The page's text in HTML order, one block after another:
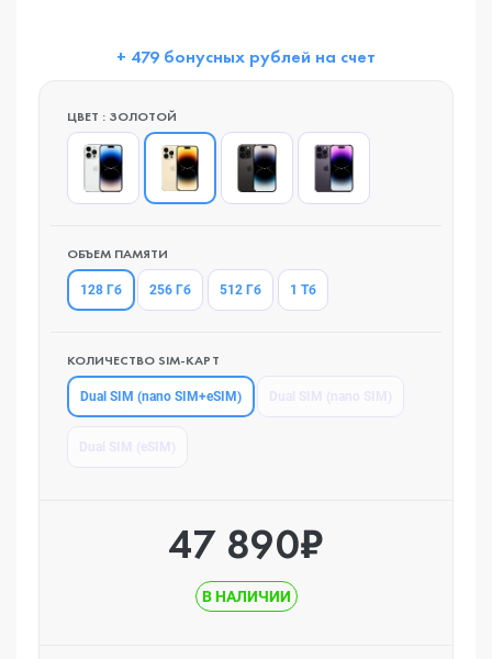
+ 479 бонусных рублей на счет
ЦВЕТ : ЗОЛОТОЙ
ОБЪЕМ ПАМЯТИ
128 Гб 256 Гб 512 Гб 1 Тб
КОЛИЧЕСТВО SIM-КАРТ
Dual SIM (nano SIM+eSIM)
47 890₽
В НАЛИЧИИ